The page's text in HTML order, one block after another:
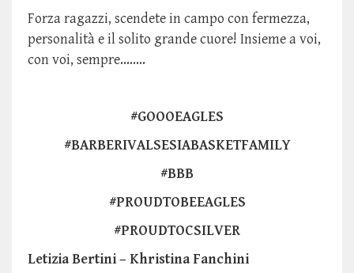
Forza ragazzi, scendete in campo con fermezza,
personalità e il solito grande cuore! Insieme a voi,
con voi, sempre........
#GOOOEAGLES
#BARBERIVALSESIABASKETFAMILY
#BBB
#PROUDTOBEEAGLES
#PROUDTOCSILVER
Letizia Bertini – Khristina Fanchini